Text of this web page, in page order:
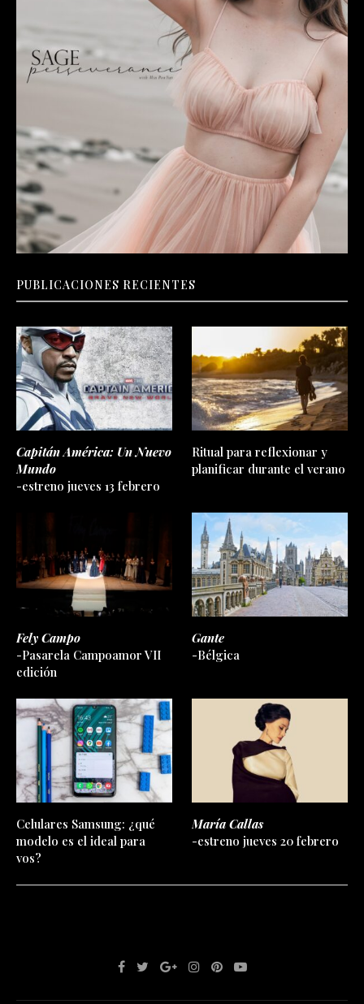
PUBLICACIONES RECIENTES
Capitán América: Un Nuevo
Mundo
-estreno jueves 13 febrero
Ritual para reflexionar y
planificar durante el verano
Fely Campo
-Pasarela Campoamor VII
edición
Gante
-Bélgica
Celulares Samsung: ¿qué
modelo es el ideal para
vos?
María Callas
-estreno jueves 20 febrero